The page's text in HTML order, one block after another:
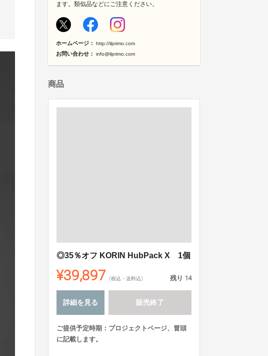
ます。類似品などにご注意ください。
ホームページ： http://ilprimo.com
お問い合わせ： info@ilprimo.com
商品
◎35％オフ KORIN HubPack X 1個
¥39,897 (税込・送料込) 残り 14
詳細を見る 販売終了
ご提供予定時期：プロジェクトページ、冒頭
に記載します。